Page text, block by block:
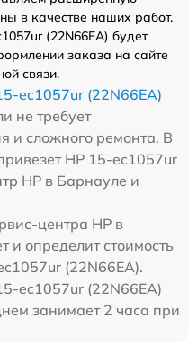
в качестве наших работ.
(22N66EA) будет
заказа на сайте
связи.
ec1057ur (22N66EA)
не требует
и сложного ремонта. В
HP 15-ec1057ur
HP в Барнауле и
центра HP в
и определит стоимость
(22N66EA).
ec1057ur (22N66EA)
занимает 2 часа при